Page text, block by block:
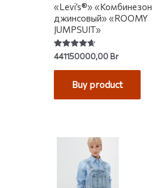
«Levi’s®» «Комбинезон
джинсовый» «ROOMY
JUMPSUIT»
Rated
4.69
out of 5
441150000,00Br
Buy product